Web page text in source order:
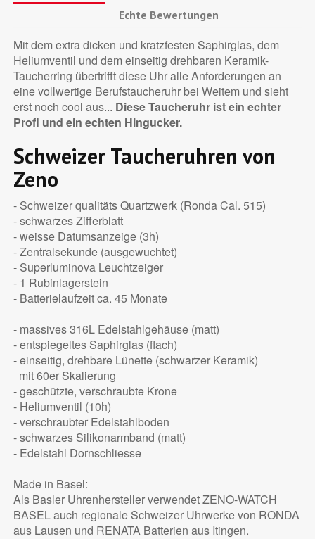
Echte Bewertungen
Mit dem extra dicken und kratzfesten Saphirglas, dem
Heliumventil und dem einseitig drehbaren Keramik-
Taucherring übertrifft diese Uhr alle Anforderungen an
eine vollwertige Berufstaucheruhr bei Weitem und sieht
erst noch cool aus... Diese Taucheruhr ist ein echter
Profi und ein echten Hingucker.
Schweizer Taucheruhren von
Zeno
- Schweizer qualitäts Quartzwerk (Ronda Cal. 515)
- schwarzes Zifferblatt
- weisse Datumsanzeige (3h)
- Zentralsekunde (ausgewuchtet)
- Superluminova Leuchtzeiger
- 1 Rubinlagerstein
- Batterielaufzeit ca. 45 Monate
- massives 316L Edelstahlgehäuse (matt)
- entspiegeltes Saphirglas (flach)
- einseitig, drehbare Lünette (schwarzer Keramik)
mit 60er Skalierung
- geschützte, verschraubte Krone
- Heliumventil (10h)
- verschraubter Edelstahlboden
- schwarzes Silikonarmband (matt)
- Edelstahl Dornschliesse
Made in Basel:
Als Basler Uhrenhersteller verwendet ZENO-WATCH
BASEL auch regionale Schweizer Uhrwerke von RONDA
aus Lausen und RENATA Batterien aus Itingen.